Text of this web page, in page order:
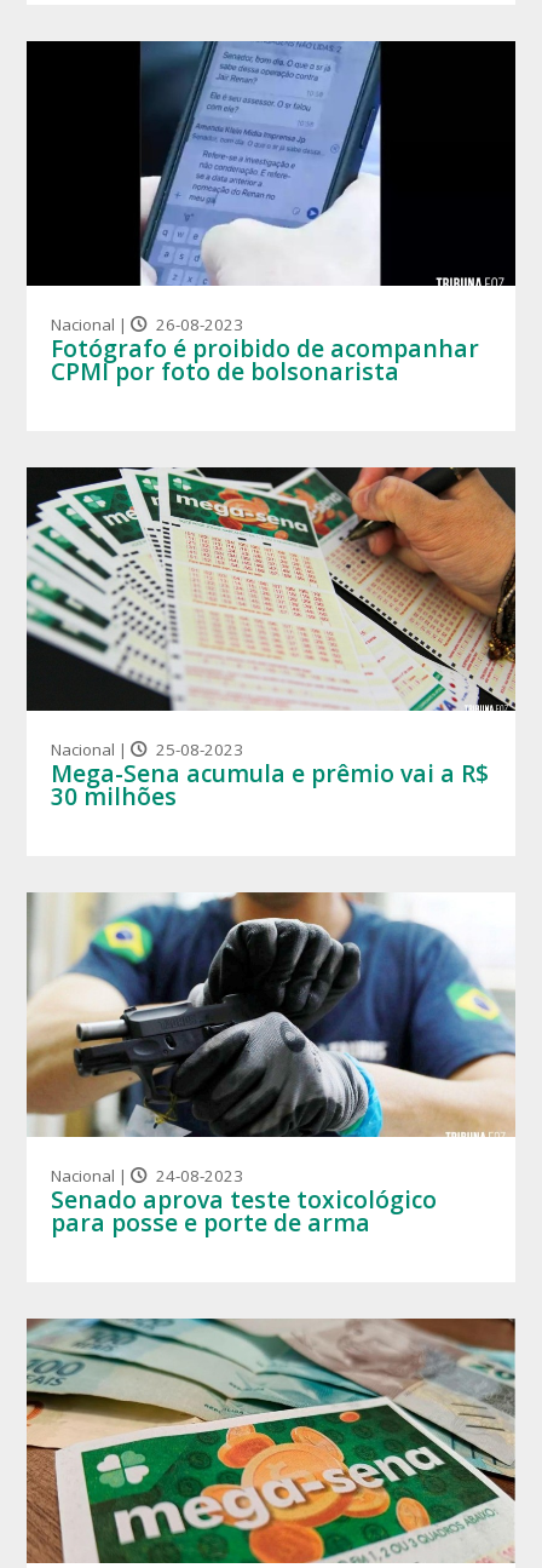
Nacional | 26-08-2023
Fotógrafo é proibido de acompanhar
CPMI por foto de bolsonarista
Nacional | 25-08-2023
Mega-Sena acumula e prêmio vai a R$
30 milhões
Nacional | 24-08-2023
Senado aprova teste toxicológico
para posse e porte de arma